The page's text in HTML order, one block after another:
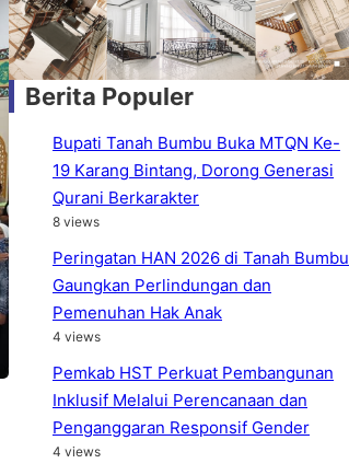
Berita Populer
Bupati Tanah Bumbu Buka MTQN Ke-
19 Karang Bintang, Dorong Generasi
Qurani Berkarakter
8 views
Peringatan HAN 2026 di Tanah Bumbu
Gaungkan Perlindungan dan
Pemenuhan Hak Anak
4 views
Pemkab HST Perkuat Pembangunan
Inklusif Melalui Perencanaan dan
Penganggaran Responsif Gender
4 views